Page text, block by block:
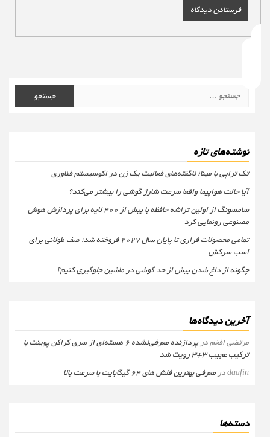
جستجو
برای:
نوشته‌های تازه
تک تراپی با مینا؛ ناگفته‌های فعالیت یک زن در اکوسیستم فناوری
آیا حالت هواپیما واقعا سرعت شارژ گوشی را بیشتر می‌کند؟
سامسونگ از اولین تراشه حافظه با بیش از ۴۰۰ لایه برای پردازش هوش
مصنوعی رونمایی کرد
تمامی محصولات فراری تا پایان سال ۲۰۲۷ فروخته شد؛ صف طولانی برای
اسب سرکش
چگونه از داغ شدن بیش از حد گوشی در ماشین جلوگیری کنیم؟
آخرین دیدگاه‌ها
مرتضی افخمدر
پردازنده معرفی‌نشده 6 هسته‌ای از سری کراکن پوینت با
ترکیب عجیب 3+3 رویت شد
daafinدرمعرفی بهترین فلش های 64 گیگابایت با سرعت بالا
دسته‌ها